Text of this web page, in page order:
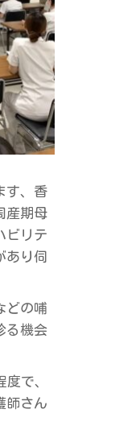
す、香
産期母
ビリテ
あり伺
どの哺
る機会
で、
師さん